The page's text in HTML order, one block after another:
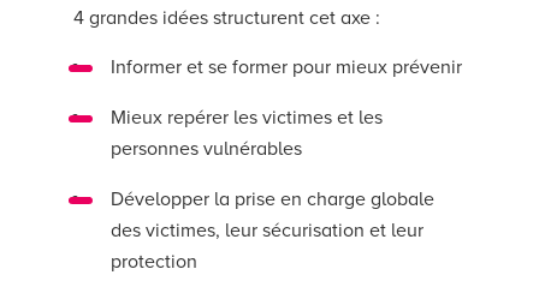
4 grandes idées structurent cet axe :
Informer et se former pour mieux prévenir
Mieux repérer les victimes et les
personnes vulnérables
Développer la prise en charge globale
des victimes, leur sécurisation et leur
protection